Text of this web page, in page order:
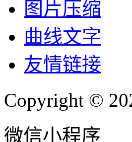
图片压缩
曲线文字
友情链接
Copyright ©
微信小程序